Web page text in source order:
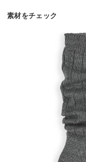
素材をチェック